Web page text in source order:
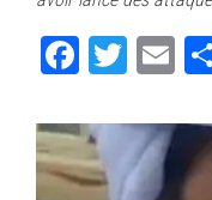
ok er
Fa
bo
ok
T
tt
er
E
ail